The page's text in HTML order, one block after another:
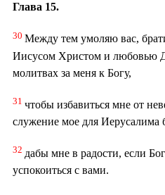
Глава 15.
30 Между тем умоляю вас,
Иисусом Христом и любовью
молитвах за меня к Богу,
31 чтобы избавиться мне от
служение мое для Иерусалима
32 дабы мне в радости, если
успокоиться с вами.